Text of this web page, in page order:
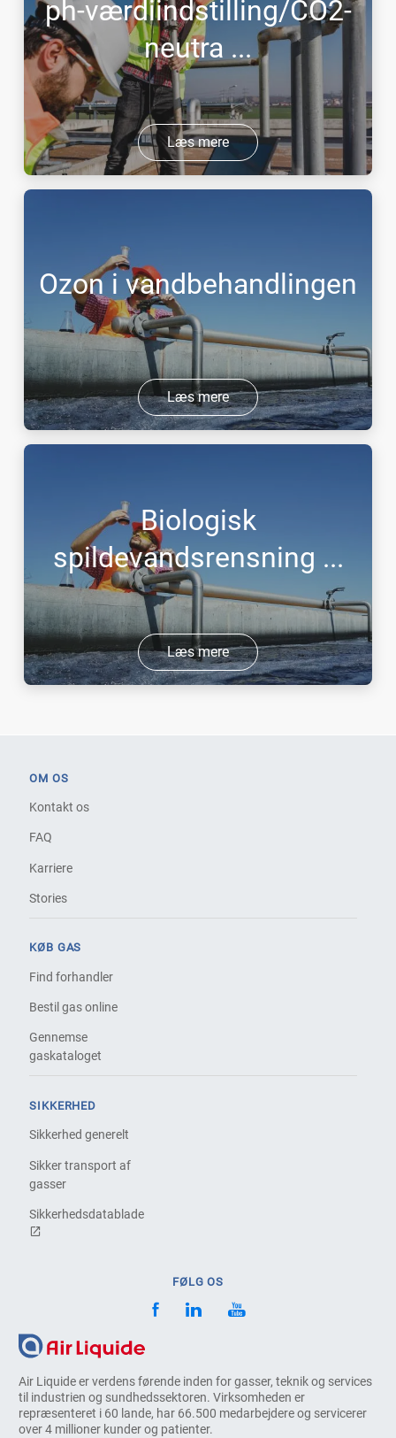
ph-værdiindstilling/CO2-
neutra ...
Læs mere
Ozon i vandbehandlingen
Læs mere
Biologisk
spildevandsrensning ...
Læs mere
Air Liquide er verdens førende inden for gasser, teknik og services
til industrien og sundhedssektoren. Virksomheden er
repræsenteret i 60 lande, har 66.500 medarbejdere og servicerer
over 4 millioner kunder og patienter.
OM OS
Kontakt os
FAQ
Karriere
Stories
KØB GAS
Find forhandler
Bestil gas online
Gennemse
gaskataloget
SIKKERHED
Sikkerhed generelt
Sikker transport af
gasser
Sikkerhedsdatablade
FØLG OS